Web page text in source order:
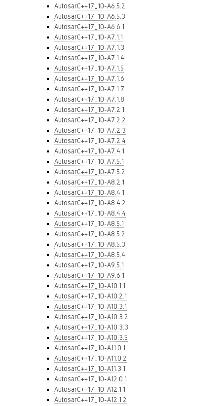
AutosarC++17_10-A6.5.2
AutosarC++17_10-A6.5.3
AutosarC++17_10-A6.6.1
AutosarC++17_10-A7.1.1
AutosarC++17_10-A7.1.3
AutosarC++17_10-A7.1.4
AutosarC++17_10-A7.1.5
AutosarC++17_10-A7.1.6
AutosarC++17_10-A7.1.7
AutosarC++17_10-A7.1.8
AutosarC++17_10-A7.2.1
AutosarC++17_10-A7.2.2
AutosarC++17_10-A7.2.3
AutosarC++17_10-A7.2.4
AutosarC++17_10-A7.4.1
AutosarC++17_10-A7.5.1
AutosarC++17_10-A7.5.2
AutosarC++17_10-A8.2.1
AutosarC++17_10-A8.4.1
AutosarC++17_10-A8.4.2
AutosarC++17_10-A8.4.4
AutosarC++17_10-A8.5.1
AutosarC++17_10-A8.5.2
AutosarC++17_10-A8.5.3
AutosarC++17_10-A8.5.4
AutosarC++17_10-A9.5.1
AutosarC++17_10-A9.6.1
AutosarC++17_10-A10.1.1
AutosarC++17_10-A10.2.1
AutosarC++17_10-A10.3.1
AutosarC++17_10-A10.3.2
AutosarC++17_10-A10.3.3
AutosarC++17_10-A10.3.5
AutosarC++17_10-A11.0.1
AutosarC++17_10-A11.0.2
AutosarC++17_10-A11.3.1
AutosarC++17_10-A12.0.1
AutosarC++17_10-A12.1.1
AutosarC++17_10-A12.1.2